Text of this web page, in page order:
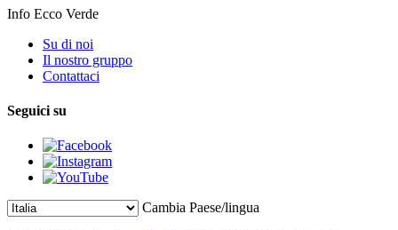
Info Ecco Verde
Su di noi
Il nostro gruppo
Contattaci
Seguici su
Cambia Paese/lingua